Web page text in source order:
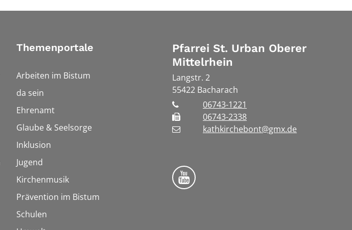
Themenportale
Arbeiten im Bistum
da sein
Ehrenamt
Glaube & Seelsorge
Inklusion
Jugend
Kirchenmusik
Prävention im Bistum
Schulen
Pfarrei St. Urban Oberer
Mittelrhein
Langstr. 2
55422 Bacharach
06743-1221
06743-2338
kathkirchebont@gmx.de
Folge uns auf YouTube